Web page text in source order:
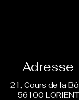
Adresse
21, Cours de la
56100 LORIENT